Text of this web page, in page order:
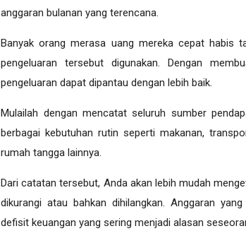
anggaran bulanan yang terencana.
Banyak orang merasa uang mereka cepat habis
pengeluaran tersebut digunakan. Dengan
pengeluaran dapat dipantau dengan lebih baik.
Mulailah dengan mencatat seluruh sumber
berbagai kebutuhan rutin seperti makanan,
rumah tangga lainnya.
Dari catatan tersebut, Anda akan lebih mudah
dikurangi atau bahkan dihilangkan. Anggaran
defisit keuangan yang sering menjadi alasan